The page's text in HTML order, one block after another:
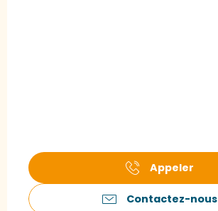
Appeler
Contactez-nous